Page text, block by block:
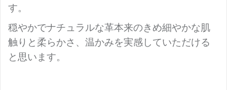
す。
穏やかでナチュラルな革本来のきめ細やかな肌
触りと柔らかさ、温かみを実感していただける
と思います。